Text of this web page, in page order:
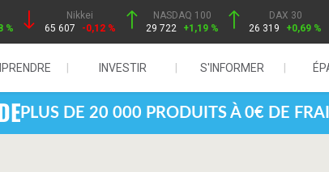
%
Nikkei
65 607
-0,12 %
NASDAQ 100
29 722
+1,19 %
DAX 30
26 319
+0,69 %
INVESTIR S'INFORMER
PLUS DE 20 000 PRODUITS À 0€ DE